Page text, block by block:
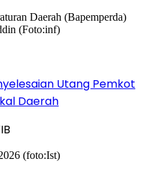
Utang Pemkot
Daerah